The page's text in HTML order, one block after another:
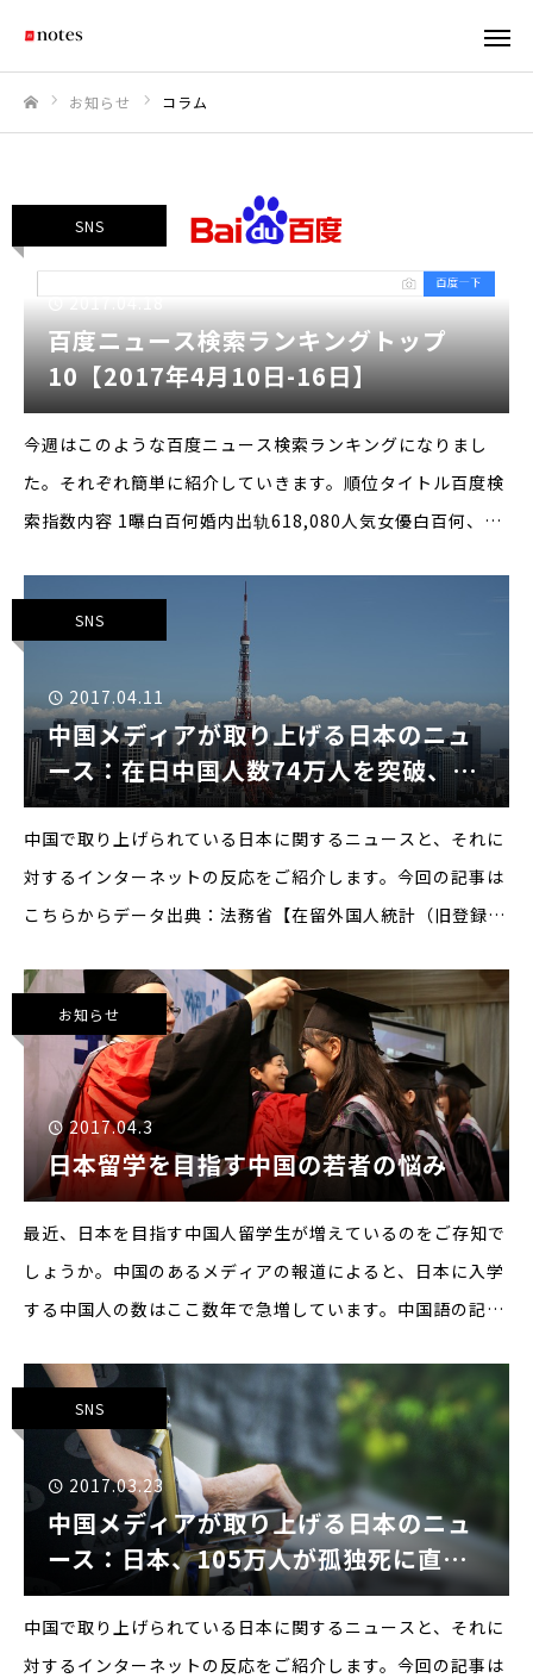
お知らせ コラム
SNS
百度ニュース検索ランキングトップ
10【2017年4月10日-16日】
今週はこのような百度ニュース検索ランキングになりまし
た。それぞれ簡単に紹介していきます。順位タイトル百度検
索指数内容 1曝白百何婚内出轨618,080人気女優白百何、人
SNS
2017.04.11
中国メディアが取り上げる日本のニュ
ース：在日中国人数74万人を突破、東
京が最多
中国で取り上げられている日本に関するニュースと、それに
対するインターネットの反応をご紹介します。今回の記事は
こちらからデータ出典：法務省【在留外国人統計（旧登録外
務省が発表したデータを引用し、在日外国人
お知らせ
2017.04.3
日本留学を目指す中国の若者の悩み
最近、日本を目指す中国人留学生が増えているのをご存知で
しょうか。中国のあるメディアの報道によると、日本に入学
する中国人の数はここ数年で急増しています。中国語の記
から爆留学へ、日本に留学する中国人学生が増加
SNS
2017.03.23
中国メディアが取り上げる日本のニュ
ース：日本、105万人が孤独死に直
面、大量の介護人材が必要に
中国で取り上げられている日本に関するニュースと、それに
対するインターネットの反応をご紹介します。今回の記事は